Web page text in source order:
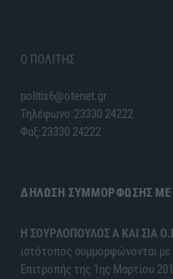
Ο ΠΟΛΙΤΗΣ
politis6@otenet.gr
Τηλέφωνο:23330 24222
Φαξ:23330 24222
ΔΉΛΩΣΗ ΣΥΜΜΌΡΦΩΣΗΣ ΜΕ
H ΣΟΥΡΛΟΠΟΥΛΟΣ Α ΚΑΙ ΣΙΑ
ιστότοπος συμμορφώνονται
Επιτροπής της 1ης Μαρτίου